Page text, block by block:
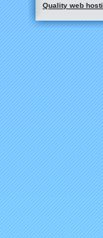
Quality web